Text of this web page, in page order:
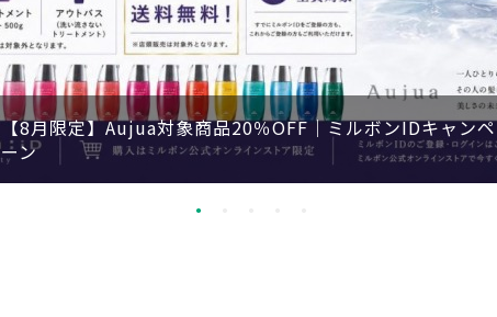
【8月限定】Aujua対象商品20％OFF｜ミルボンIDキャンペ
ーン